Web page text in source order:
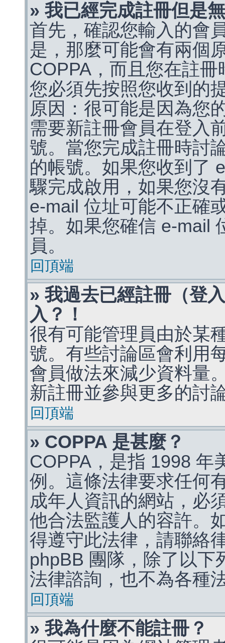
» 我已經完成註冊但是
首先，確認您輸入的會
是，那麼可能會有兩個
COPPA，而且您在註
您必須先按照您收到的
原因：很可能是因為您
需要新註冊會員在登入
號。當您完成註冊時討
的帳號。如果您收到了
驟完成啟用，如果您沒
e-mail 位址可能不正確
掉。如果您確信 e-mail
員。
回頂端
» 我過去已經註冊（登
入？！
很有可能管理員由於某
號。有些討論區會利用
會員做法來減少資料量
新註冊並參與更多的討
回頂端
» COPPA 是甚麼？
COPPA，是指 1998 年
例。這條法律要求任何
成年人資訊的網站，必
他合法監護人的容許。
得遵守此法律，請聯絡
phpBB 團隊，除了以下
法律諮詢，也不為各種
回頂端
» 我為什麼不能註冊？